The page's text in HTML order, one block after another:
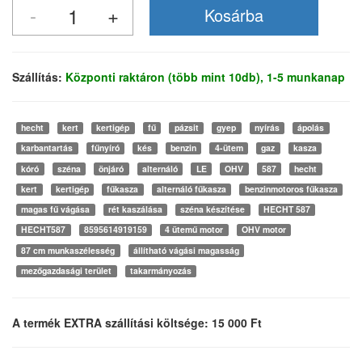
Szállítás: Központi raktáron (több mint 10db), 1-5 munkanap
hecht kert kertigép fű pázsit gyep nyírás
ápolás
karbantartás
fűnyíró kés benzin 4-ütem gaz
kasza
kóró
széna önjáró alternáló LE OHV 587
hecht
kert
kertigép fűkasza alternáló fűkasza
benzinmotoros fűkasza
magas fű vágása
rét kaszálása széna készítése
HECHT 587
HECHT587
8595614919159 4 ütemű motor
OHV motor
87 cm munkaszélesség
állítható vágási magasság
mezőgazdasági terület
takarmányozás
A termék EXTRA szállítási költsége: 15 000 Ft